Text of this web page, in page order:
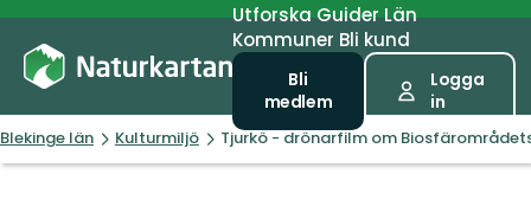
UtforskaGuiderLän
Kommuner Bli kund
Bli
medlem
Logga
in
Blekinge län Kulturmiljö Tjurkö - drönarfilm om